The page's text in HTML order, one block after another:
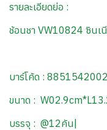
รายละเอียดย่อ :
ช้อนชา VW10824 ซินเ
บาร์โค้ด :
ขนาด :
บรรจุ : @12คัน|